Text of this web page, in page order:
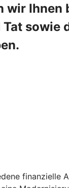
wir
sowie
finanzielle